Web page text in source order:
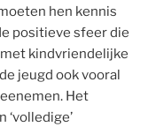
hen kennis
positieve sfeer die
met kindvriendelijke
jeugd ook vooral
Het
‘volledige’